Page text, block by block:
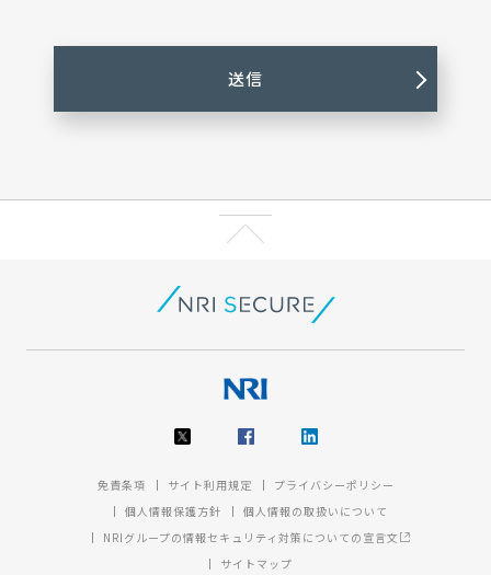
免責条項 サイト利用規定
プライバシーポリシー
個人情報保護方針
個人情報の取扱いについて
NRIグループの情報セキュリティ対策についての宣言文
サイトマップ